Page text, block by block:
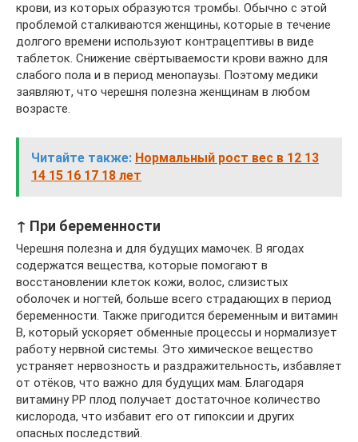
крови, из которых образуются тромбы. Обычно с этой
проблемой сталкиваются женщины, которые в течение
долгого времени используют контрацептивы в виде
таблеток. Снижение свёртываемости крови важно для
слабого пола и в период менопаузы. Поэтому медики
заявляют, что черешня полезна женщинам в любом
возрасте.
Читайте также: Нормальный рост вес в 12 13
14 15 16 17 18 лет
↑ При беременности
Черешня полезна и для будущих мамочек. В ягодах
содержатся вещества, которые помогают в
восстановлении клеток кожи, волос, слизистых
оболочек и ногтей, больше всего страдающих в период
беременности. Также пригодится беременным и витамин
В, который ускоряет обменные процессы и нормализует
работу нервной системы. Это химическое вещество
устраняет нервозность и раздражительность, избавляет
от отёков, что важно для будущих мам. Благодаря
витамину РР плод получает достаточное количество
кислорода, что избавит его от гипоксии и других
опасных последствий.